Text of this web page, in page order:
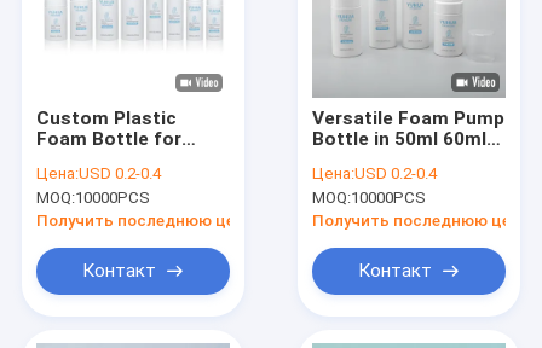
Custom Plastic
Foam Bottle for
Custom 50ml 60ml
80ml 100ml 120ml
150ml Capacity
Цена:USD 0.2-0.4
MOQ:10000PCS
Получить последнюю цену
Контакт
Versatile Foam Pump
Bottle in 50ml 60ml
150ml
Цена:USD 0.2-0.4
MOQ:10000PCS
Получить последнюю цену
Контакт